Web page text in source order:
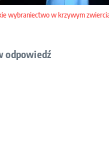
wybraniectwo w krzywym
odpowiedź